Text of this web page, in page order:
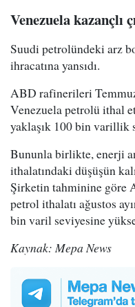
Venezuela kazançlı
Suudi petrolündeki arz
ihracatına yansıdı.
ABD rafinerileri
Venezuela petrolü ithal
yaklaşık 100 bin varillik
Bununla birlikte, enerji
ithalatındaki düşüşün
Şirketin tahminine göre
petrol ithalatı ağustos
bin varil seviyesine
Kaynak: Mepa News